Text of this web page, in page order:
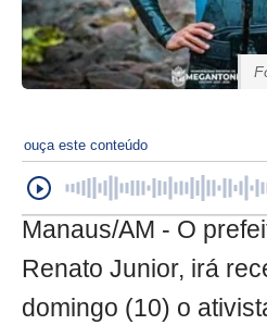
ouça este conteúdo
Manaus/AM - O
Renato Junior, irá
domingo (10) o